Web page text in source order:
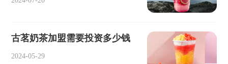
古茗奶茶加盟需要投资多少钱
2024-05-29